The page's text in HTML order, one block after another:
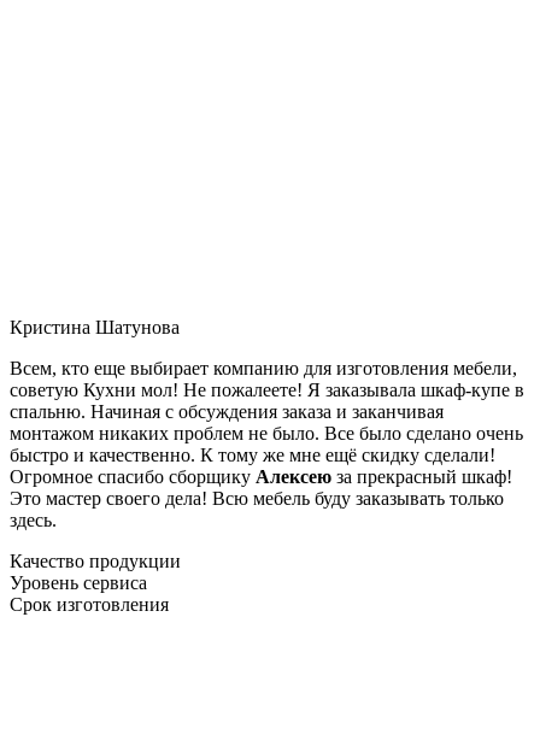
Кристина Шатунова
Всем, кто еще выбирает компанию для изготовления мебели,
советую Кухни мол! Не пожалеете! Я заказывала шкаф-купе в
спальню. Начиная с обсуждения заказа и заканчивая
монтажом никаких проблем не было. Все было сделано очень
быстро и качественно. К тому же мне ещё скидку сделали!
Огромное спасибо сборщику Алексею за прекрасный шкаф!
Это мастер своего дела! Всю мебель буду заказывать только
здесь.
Качество продукции
Уровень сервиса
Срок изготовления